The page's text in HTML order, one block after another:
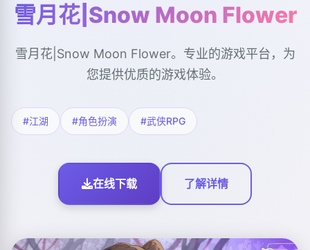
雪月花|Snow Moon Flower
雪月花|Snow Moon Flower。专业的游戏平台，为
您提供优质的游戏体验。
#江湖 #角色扮演 #武侠RPG
在线下载 了解详情